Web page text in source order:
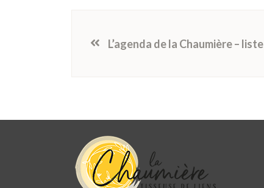
L’agenda de la Chaumière – liste